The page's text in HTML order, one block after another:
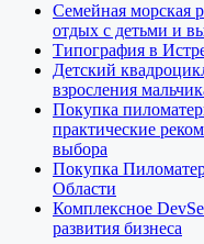
Семейная морская
отдых с детьми и
Типография в
Детский
взросления
Покупка
практические
выбора
Покупка
Области
Комплексное
развития бизнеса